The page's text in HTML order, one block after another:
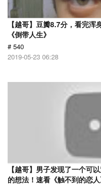
【越哥】豆瓣8.7分，看完
《倒带人生》
# 540
2019-05-23 06:28
【越哥】男子发现了一个可
的想法！速看《触不到的恋人